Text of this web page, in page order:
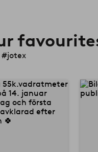
#jotex